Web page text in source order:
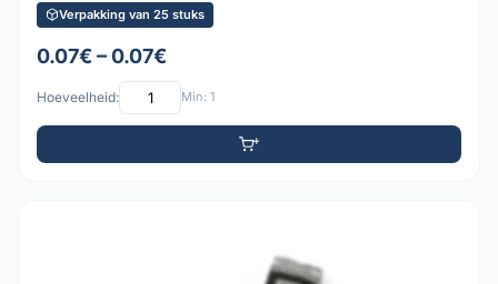
Verpakking van 25 stuks
0.07€ – 0.07€
Hoeveelheid: Min: 1